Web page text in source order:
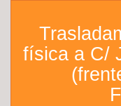
física a C/